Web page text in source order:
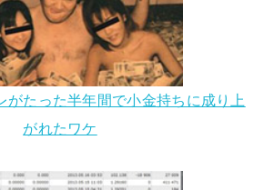
がたった半年間で小金持ちに成り上
がれたワケ